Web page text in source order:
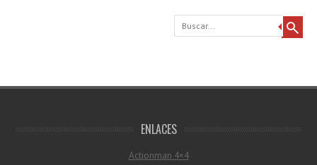
Buscar
ENLACES
Actionman 4×4